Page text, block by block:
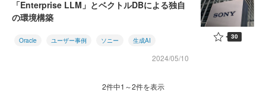
「Enterprise LLM」とベクトルDBによる独自
の環境構築
Oracle ユーザー事例 ソニー 生成AI
2024/05/10
30
2件中1～2件を表示